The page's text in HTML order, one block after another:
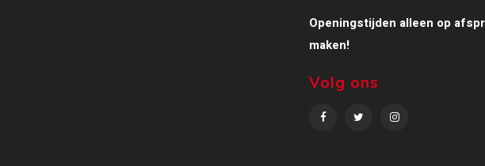
Openingstijden alleen op
maken!
Volg ons